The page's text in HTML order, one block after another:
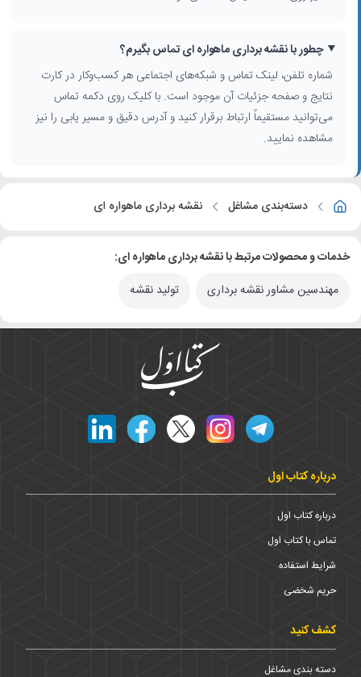
چطور با نقشه برداری ماهواره ای تماس بگیرم؟
شماره تلفن، لینک تماس و شبکه‌های اجتماعی هر کسب‌وکار در کارت
نتایج و صفحه جزئیات آن موجود است. با کلیک روی دکمه تماس
می‌توانید مستقیماً ارتباط برقرار کنید و آدرس دقیق و مسیر یابی را نیز
مشاهده نمایید.
دسته‌بندی مشاغل نقشه برداری ماهواره ای
خدمات و محصولات مرتبط با نقشه برداری ماهواره ای:
مهندسین مشاور نقشه برداری
تولید نقشه
درباره کتاب اول
درباره کتاب اول
تماس با کتاب اول
شرایط استفاده
حریم شخضی
کشف کنید
دسته بندی مشاغل